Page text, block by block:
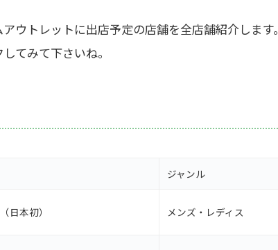
ウトレットに出店予定の店舗を全店舗紹介します。
てみて下さいね。
ジャンル
日本初） メンズ・レディス